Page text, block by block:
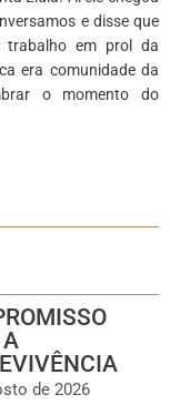
e disse que
trabalho em prol da
era comunidade da
o momento do
de 2026